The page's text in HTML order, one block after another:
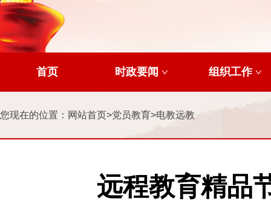
首页 时政要闻 组织工作
您现在的位置： 网站首页>党员教育>电教远教
远程教育精品